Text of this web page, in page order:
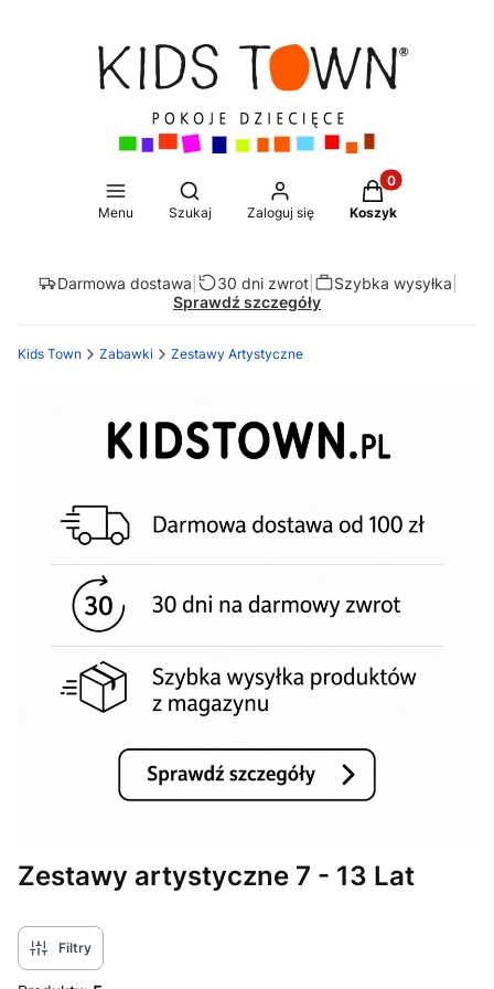
Menu
Otwórz wyszukiwarkę
Szukaj Zaloguj się
Produkty w
Koszyk
Darmowa dostawa 30 dni zwrot| Szybka wysyłka
Sprawdź szczegóły
Kids Town Zabawki Zestawy Artystyczne
Zestawy artystyczne 7 - 13 Lat
Filtry